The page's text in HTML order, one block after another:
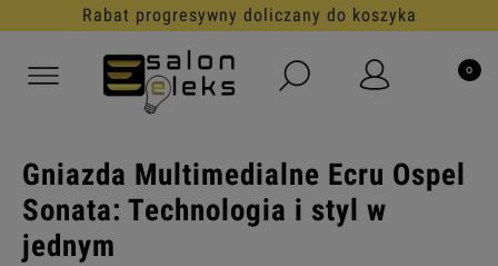
Rabat progresywny doliczany do koszyka
Gniazda Multimedialne Ecru Ospel
Sonata: Technologia i styl w
jednym